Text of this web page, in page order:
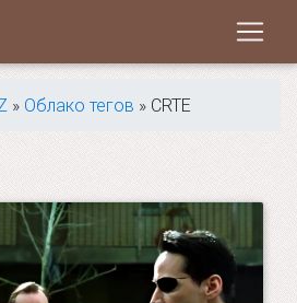
» Облако тегов » CRTE